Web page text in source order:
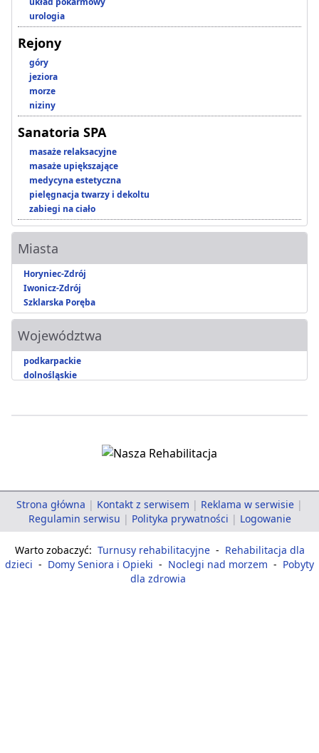
urologia
Rejony
góry
jeziora
morze
niziny
Sanatoria SPA
masaże relaksacyjne
masaże upiększające
medycyna estetyczna
pielęgnacja twarzy i dekoltu
zabiegi na ciało
Miasta
Horyniec-Zdrój
Iwonicz-Zdrój
Szklarska Poręba
Województwa
podkarpackie
dolnośląskie
Strona główna | Kontakt z serwisem | Reklama w serwisie |
Regulamin serwisu | Polityka prywatności | Logowanie
Warto zobaczyć: Turnusy rehabilitacyjne - Rehabilitacja dla
dzieci - Domy Seniora i Opieki - Noclegi nad morzem - Pobyty
dla zdrowia